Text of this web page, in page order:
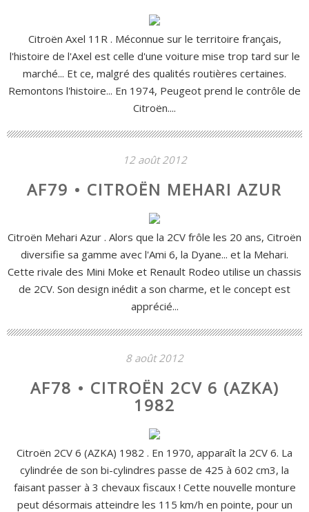
Citroën Axel 11R . Méconnue sur le territoire français,
l'histoire de l'Axel est celle d'une voiture mise trop tard sur le
marché... Et ce, malgré des qualités routières certaines.
Remontons l'histoire... En 1974, Peugeot prend le contrôle de
Citroën....
12 août 2012
AF79 • CITROËN MEHARI AZUR
Citroën Mehari Azur . Alors que la 2CV frôle les 20 ans, Citroën
diversifie sa gamme avec l'Ami 6, la Dyane... et la Mehari.
Cette rivale des Mini Moke et Renault Rodeo utilise un chassis
de 2CV. Son design inédit a son charme, et le concept est
apprécié...
8 août 2012
AF78 • CITROËN 2CV 6 (AZKA)
1982
Citroën 2CV 6 (AZKA) 1982 . En 1970, apparaît la 2CV 6. La
cylindrée de son bi-cylindres passe de 425 à 602 cm3, la
faisant passer à 3 chevaux fiscaux ! Cette nouvelle monture
peut désormais atteindre les 115 km/h en pointe, pour un